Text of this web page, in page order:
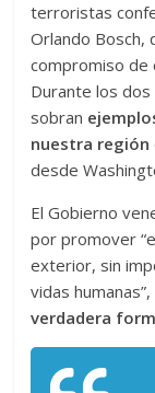
terroristas
Orlando Bosch,
compromiso de
Durante los
sobran
nuestra región
desde
El Gobierno
por promover
exterior, sin
vidas
verdadera